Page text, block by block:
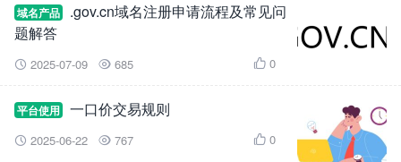
域名产品
.gov.cn域名注册申请流程及常见问
题解答
 2025-07-09  685  0
平台使用 一口价交易规则
 2025-06-22  767  0